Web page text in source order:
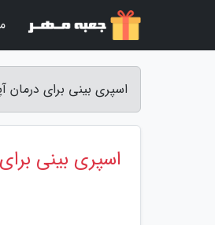
اسپری بینی برای درمان
اسپری بینی